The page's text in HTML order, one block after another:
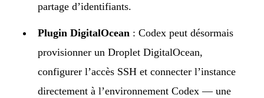
partage d’identifiants.
Plugin DigitalOcean : Codex peut désormais
provisionner un Droplet DigitalOcean,
configurer l’accès SSH et connecter l’instance
directement à l’environnement Codex — une